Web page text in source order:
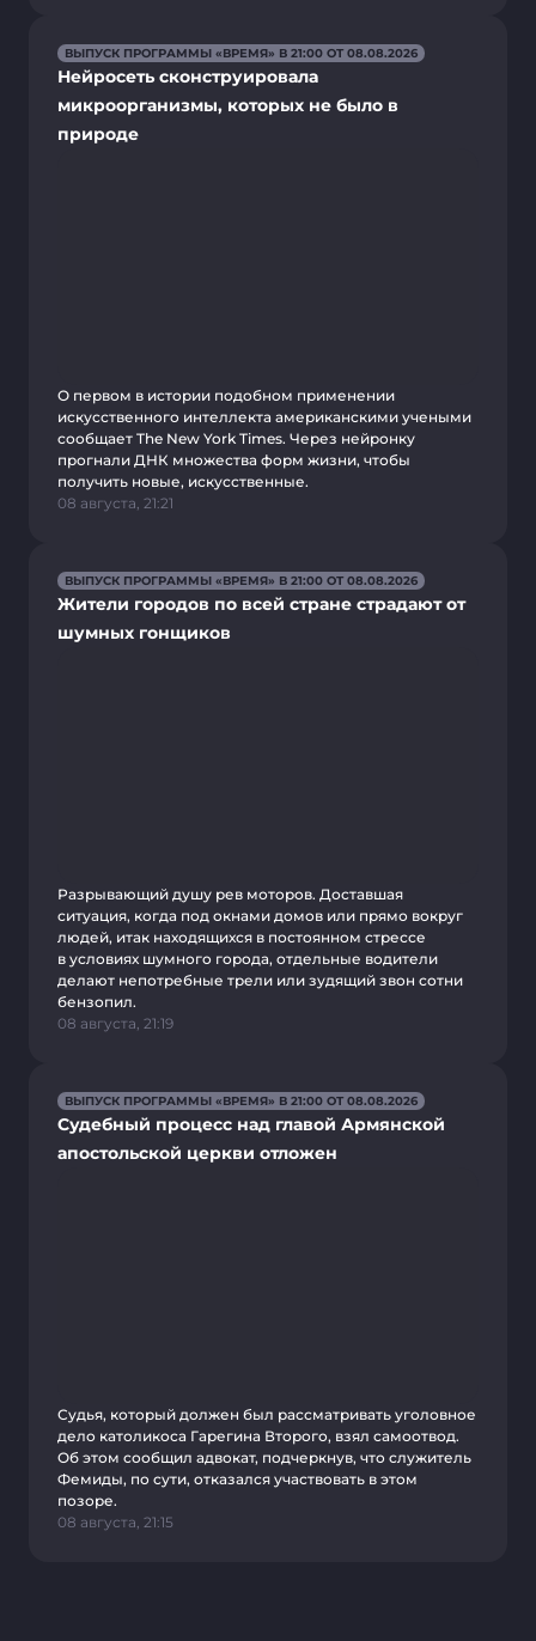
ВЫПУСК ПРОГРАММЫ «ВРЕМЯ» В 21:00 ОТ 08.08.2026
Нейросеть сконструировала
микроорганизмы, которых не было в
природе
О первом в истории подобном применении
искусственного интеллекта американскими учеными
сообщает The New York Times. Через нейронку
прогнали ДНК множества форм жизни, чтобы
получить новые, искусственные.
08 августа, 21:21
ВЫПУСК ПРОГРАММЫ «ВРЕМЯ» В 21:00 ОТ 08.08.2026
Жители городов по всей стране страдают от
шумных гонщиков
Разрывающий душу рев моторов. Доставшая
ситуация, когда под окнами домов или прямо вокруг
людей, итак находящихся в постоянном стрессе
в условиях шумного города, отдельные водители
делают непотребные трели или зудящий звон сотни
бензопил.
08 августа, 21:19
ВЫПУСК ПРОГРАММЫ «ВРЕМЯ» В 21:00 ОТ 08.08.2026
Судебный процесс над главой Армянской
апостольской церкви отложен
Судья, который должен был рассматривать уголовное
дело католикоса Гарегина Второго, взял самоотвод.
Об этом сообщил адвокат, подчеркнув, что служитель
Фемиды, по сути, отказался участвовать в этом
позоре.
08 августа, 21:15